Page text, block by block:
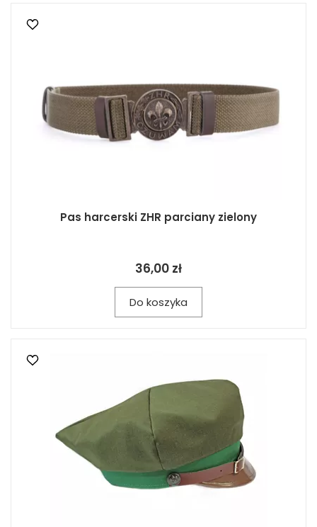
Pas harcerski ZHR parciany zielony
36,00 zł
Do koszyka